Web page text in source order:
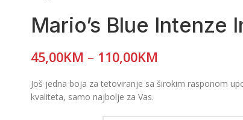
Mario’s Blue Intenze
45,00KM – 110,00KM
Još jedna boja za tetoviranje sa širokim rasponom
kvaliteta, samo najbolje za Vas.